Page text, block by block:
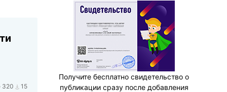
320 15
Получите бесплатно свидетельство о
публикации сразу после добавления